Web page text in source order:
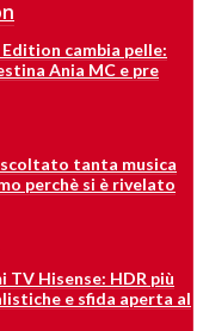
Edition cambia pelle:
Ania MC e pre
tanta musica
perchè si è rivelato
TV Hisense: HDR più
e sfida aperta al